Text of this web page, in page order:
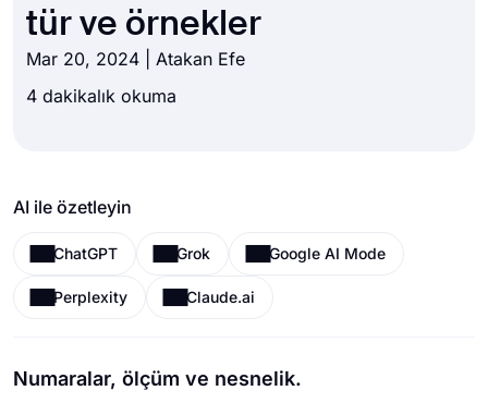
Fiyatlandırma
tür ve örnekler
Mar 20, 2024 | Atakan Efe
4 dakikalık okuma
AI ile özetleyin
ChatGPT Grok Google AI Mode
Perplexity Claude.ai
Numaralar, ölçüm ve nesnelik.